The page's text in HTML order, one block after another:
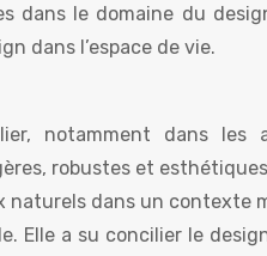
dans le domaine du
dans l’espace de vie.
notamment dans les
robustes et
dans un contexte
Elle a su concilier le